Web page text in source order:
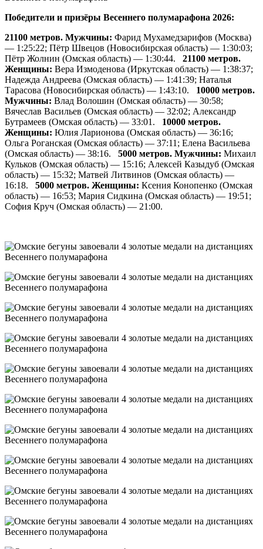
Победители и призёры Весеннего полумарафона 2026:
21100 метров. Мужчины: Фарид Мухамедзарифов (Москва)
— 1:25:22; Пётр Швецов (Новосибирская область) — 1:30:03;
Пётр Жолнин (Омская область) — 1:30:44. 21100 метров.
Женщины: Вера Измоденова (Иркутская область) — 1:38:37;
Надежда Андреева (Омская область) — 1:41:39; Наталья
Тарасова (Новосибирская область) — 1:43:10. 10000 метров.
Мужчины: Влад Волошин (Омская область) — 30:58;
Вячеслав Васильев (Омская область) — 32:02; Александр
Бутрамеев (Омская область) — 33:01. 10000 метров.
Женщины: Юлия Ларионова (Омская область) — 36:16;
Ольга Роганская (Омская область) — 37:11; Елена Васильева
(Омская область) — 38:16. 5000 метров. Мужчины: Михаил
Кульков (Омская область) — 15:16; Алексей Казыдуб (Омская
область) — 15:32; Матвей Литвинов (Омская область) —
16:18. 5000 метров. Женщины: Ксения Конопенко (Омская
область) — 16:53; Мария Сидкина (Омская область) — 19:51;
София Круч (Омская область) — 21:00.